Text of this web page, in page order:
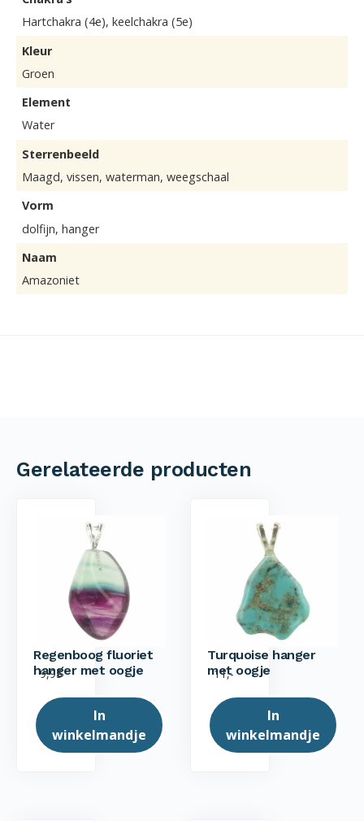
Hartchakra (4e), keelchakra (5e)
Kleur
Groen
Element
Water
Sterrenbeeld
Maagd, vissen, waterman, weegschaal
Vorm
dolfijn, hanger
Naam
Amazoniet
Gerelateerde producten
Regenboog fluoriet
hanger met oogje
9,95
In
winkelmandje
Turquoise hanger
met oogje
11,-
In
winkelmandje